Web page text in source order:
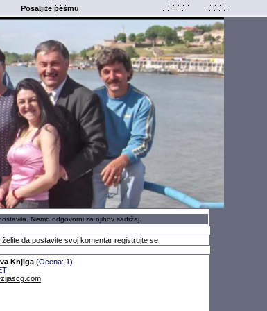
Posaljite pesmu
Nismo odgovorni za njihov sadržaj.
da postavite svoj komentar registrujte se
Knjiga (Ocena: 1)